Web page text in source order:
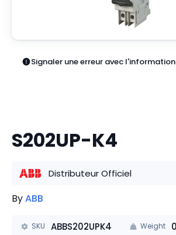
Signaler une erreur avec
S202UP-K4
Distributeur Officiel
ByABB
SKU ABBS202UPK4 Weight